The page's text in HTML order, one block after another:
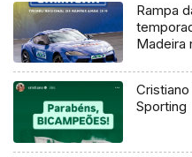
Rampa
Sporting